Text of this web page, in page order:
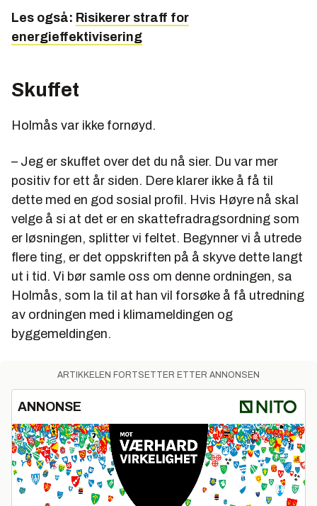
Les også: Risikerer straff for
energieffektivisering
Skuffet
Holmås var ikke fornøyd.
– Jeg er skuffet over det du nå sier. Du var mer
positiv for ett år siden. Dere klarer ikke å få til
dette med en god sosial profil. Hvis Høyre nå skal
velge å si at det er en skattefradragsordning som
er løsningen, splitter vi feltet. Begynner vi å utrede
flere ting, er det oppskriften på å skyve dette langt
ut i tid. Vi bør samle oss om denne ordningen, sa
Holmås, som la til at han vil forsøke å få utredning
av ordningen med i klimameldingen og
byggemeldingen.
ARTIKKELEN FORTSETTER ETTER ANNONSEN
ANNONSE